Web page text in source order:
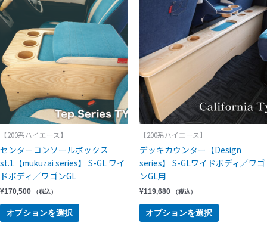
【200系ハイエース】
センターコンソールボックス
st.1【mukuzai series】 S-GL ワイ
ドボディ／ワゴンGL
¥170,500 （税込）
オプションを選択
【200系ハイエース】
デッキカウンター【Design
series】 S-GLワイドボディ／ワゴ
ンGL用
¥119,680 （税込）
オプションを選択